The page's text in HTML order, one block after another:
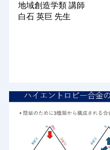
地域創造学類 講師
白石 英巨 先生